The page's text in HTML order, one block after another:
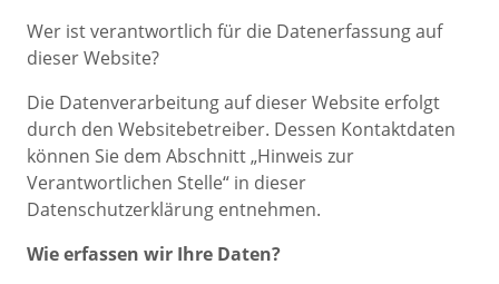
Wer ist verantwortlich für die Datenerfassung auf
dieser Website?
Die Datenverarbeitung auf dieser Website erfolgt
durch den Websitebetreiber. Dessen Kontaktdaten
können Sie dem Abschnitt „Hinweis zur
Verantwortlichen Stelle“ in dieser
Datenschutzerklärung entnehmen.
Wie erfassen wir Ihre Daten?